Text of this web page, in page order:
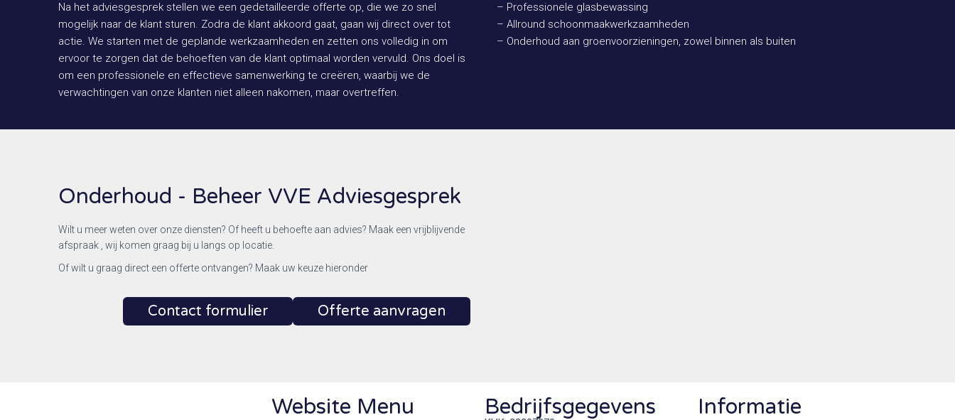
Na het adviesgesprek stellen we een gedetailleerde offerte op, die we zo snel
mogelijk naar de klant sturen. Zodra de klant akkoord gaat, gaan wij direct over tot
actie. We starten met de geplande werkzaamheden en zetten ons volledig in om
ervoor te zorgen dat de behoeften van de klant optimaal worden vervuld. Ons doel is
om een professionele en effectieve samenwerking te creëren, waarbij we de
verwachtingen van onze klanten niet alleen nakomen, maar overtreffen.
– Professionele glasbewassing
– Allround schoonmaakwerkzaamheden
– Onderhoud aan groenvoorzieningen, zowel binnen als buiten
Onderhoud - Beheer VVE Adviesgesprek
Wilt u meer weten over onze diensten? Of heeft u behoefte aan advies? Maak een vrijblijvende
afspraak , wij komen graag bij u langs op locatie.
Of wilt u graag direct een offerte ontvangen? Maak uw keuze hieronder
Offerte aanvragen
Contact formulier
Website Menu Bedrijfsgegevens Informatie